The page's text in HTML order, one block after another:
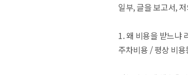
일부, 글을 보고서,
1. 왜 비용을 받느냐
주차비용 / 평상 비